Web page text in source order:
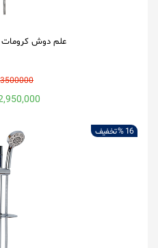
علم دوش کرومات
3500000 تومان
2,950,000
16 % تخفیف